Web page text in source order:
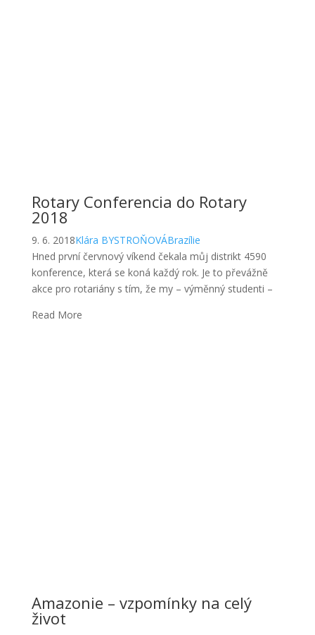
Rotary Conferencia do Rotary
2018
9. 6. 2018Klára BYSTROŇOVÁBrazílie
Hned první červnový víkend čekala můj distrikt 4590
konference, která se koná každý rok. Je to převážně
akce pro rotariány s tím, že my – výměnný studenti –
Read More
Amazonie – vzpomínky na celý
život